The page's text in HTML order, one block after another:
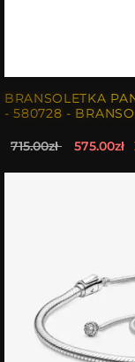
BRANSOLETKA
- 580728 -
715.00zł 575.00zł